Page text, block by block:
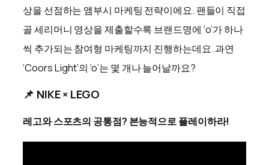
상을 선점하는 앰부시 마케팅 전략이에요. 팬들이 직접
골 세리머니 영상을 제출할수록 브랜드명에 ‘o’가 하나
씩 추가되는 참여형 마케팅까지 진행하는데요. 과연
‘Coors Light’의 ‘o’는 몇 개나 늘어날까요?
📌 NIKE × LEGO
레고와 스포츠의 공통점? 본능적으로 플레이하라!